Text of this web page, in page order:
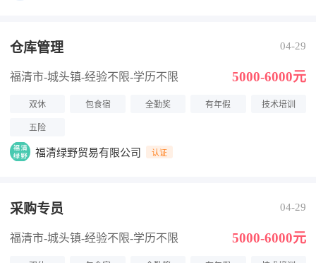
仓库管理 04-29
福清市-城头镇-经验不限-学历不限 5000-6000元
双休 包食宿 全勤奖 有年假 技术培训
五险
福清绿野贸易有限公司 认证
采购专员 04-29
福清市-城头镇-经验不限-学历不限 5000-6000元